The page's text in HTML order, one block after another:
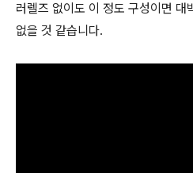
러렐즈 없이도 이 정도 구성이면 대
없을 것 같습니다.